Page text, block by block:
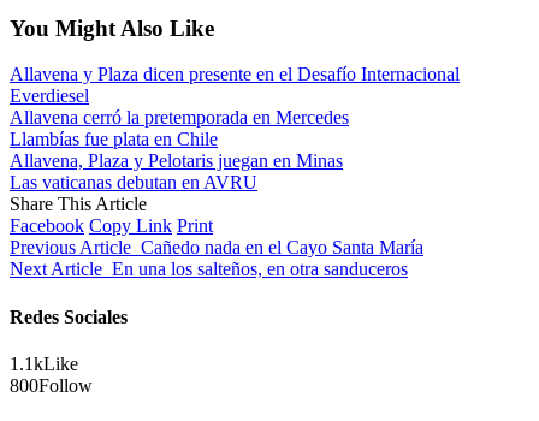
You Might Also Like
Allavena y Plaza dicen presente en el Desafío Internacional
Everdiesel
Allavena cerró la pretemporada en Mercedes
Llambías fue plata en Chile
Allavena, Plaza y Pelotaris juegan en Minas
Las vaticanas debutan en AVRU
Share This Article
Facebook Copy Link Print
Previous Article Cañedo nada en el Cayo Santa María
Next Article En una los salteños, en otra sanduceros
Redes Sociales
1.1kLike
800Follow